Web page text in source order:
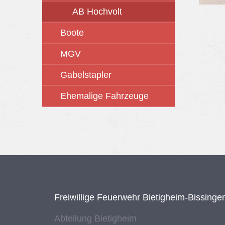
AB Hochvolt
Boote
MGV
Gabelstapler
Ehemalige Fahrzeuge
Frei­wil­li­ge Feu­er­wehr Bie­tig­heim-
Ab­tei­lung Bie­tig­heim